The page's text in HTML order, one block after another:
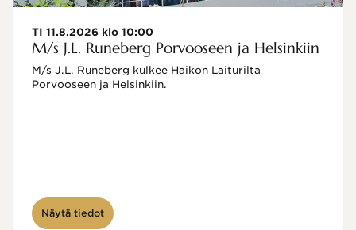
TI 11.8.2026 klo 10:00
M/s J.L. Runeberg Porvooseen ja Helsinkiin
M/s J.L. Runeberg kulkee Haikon Laiturilta
Porvooseen ja Helsinkiin.
Näytä tiedot